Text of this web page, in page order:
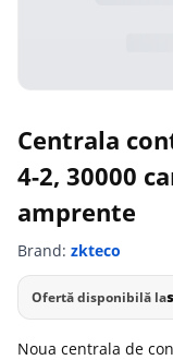
Centrala
4-2, 30000
amprente
Brand: zkteco
Ofertă disponibilă la
Noua centrala de